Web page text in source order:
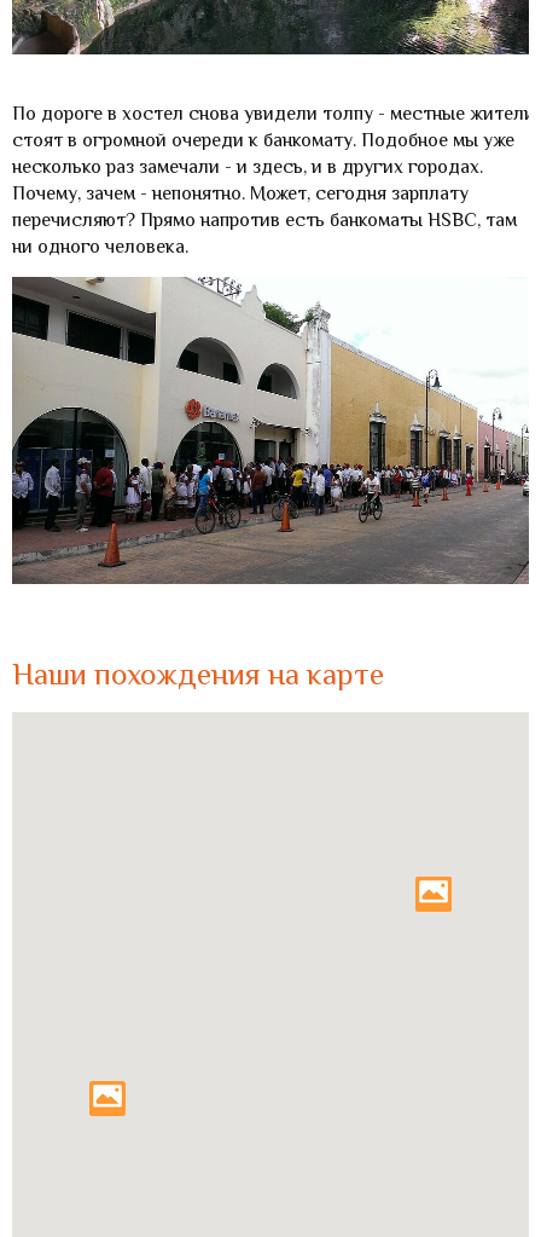
По дороге в хостел снова увидели толпу - местные жители
стоят в огромной очереди к банкомату. Подобное мы уже
несколько раз замечали - и здесь, и в других городах.
Почему, зачем - непонятно. Может, сегодня зарплату
перечисляют? Прямо напротив есть банкоматы HSBC, там
ни одного человека.
Наши похождения на карте